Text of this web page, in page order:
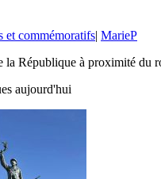
et commémoratifs| MarieP
la République à proximité du
aujourd'hui